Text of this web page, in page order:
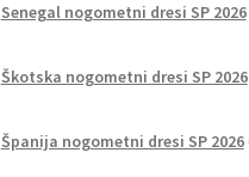
Senegal nogometni dresi SP 2026
Škotska nogometni dresi SP 2026
Španija nogometni dresi SP 2026